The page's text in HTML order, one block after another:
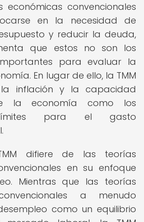
convencionales
en la necesidad de
y reducir la deuda,
que estos no son los
para evaluar la
En lugar de ello, la TMM
inflación y la capacidad
la economía como los
límites para el gasto
difiere de las teorías
en su enfoque
Mientras que las teorías
a menudo
como un equilibrio